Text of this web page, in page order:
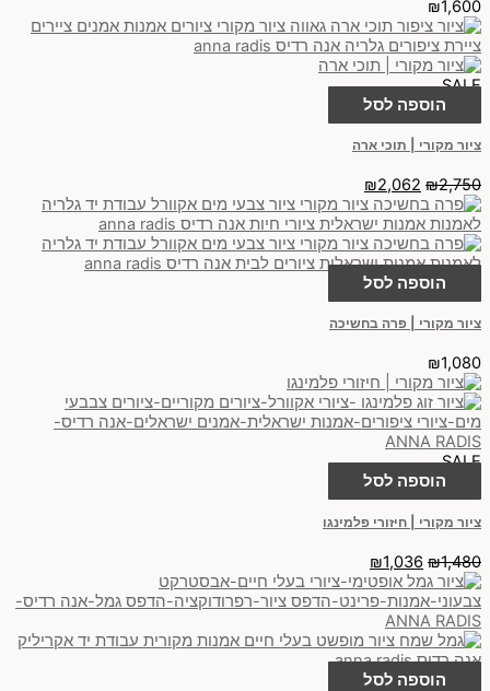
₪1,600
SALE
הוספה לסל
ציור מקורי | תוכי ארה
₪2,750
₪2,062
הוספה לסל
ציור מקורי | פרה בחשיכה
₪1,080
SALE
הוספה לסל
ציור מקורי | חיזורי פלמינגו
₪1,480
₪1,036
הוספה לסל